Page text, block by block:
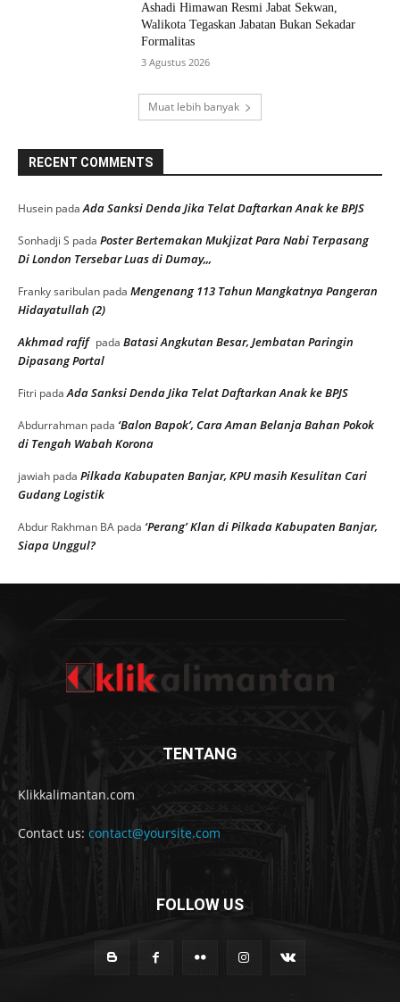
Ashadi Himawan Resmi Jabat Sekwan,
Walikota Tegaskan Jabatan Bukan Sekadar
Formalitas
3 Agustus 2026
Muat lebih banyak
RECENT COMMENTS
Husein padaAda Sanksi Denda Jika Telat Daftarkan Anak ke BPJS
Sonhadji S pada Poster Bertemakan Mukjizat Para Nabi Terpasang
Di London Tersebar Luas di Dumay,,,
Franky saribulan pada Mengenang 113 Tahun Mangkatnya Pangeran
Hidayatullah (2)
Akhmad rafif pada Batasi Angkutan Besar, Jembatan Paringin
Dipasang Portal
Fitri padaAda Sanksi Denda Jika Telat Daftarkan Anak ke BPJS
Abdurrahman pada ‘Balon Bapok’, Cara Aman Belanja Bahan Pokok
di Tengah Wabah Korona
jawiah pada Pilkada Kabupaten Banjar, KPU masih Kesulitan Cari
Gudang Logistik
Abdur Rakhman BA pada ‘Perang’ Klan di Pilkada Kabupaten Banjar,
Siapa Unggul?
TENTANG
Klikkalimantan.com
Contact us: contact@yoursite.com
FOLLOW US